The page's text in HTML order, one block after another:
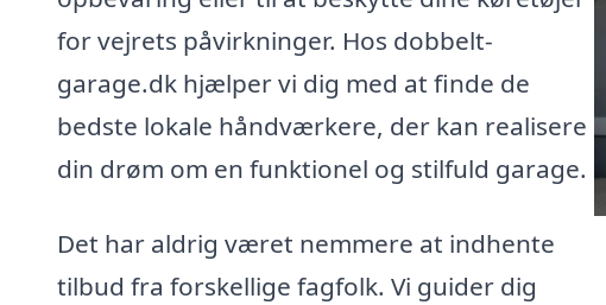
for vejrets påvirkninger. Hos dobbelt-
garage.dk hjælper vi dig med at finde de
bedste lokale håndværkere, der kan realisere
din drøm om en funktionel og stilfuld garage.
Det har aldrig været nemmere at indhente
tilbud fra forskellige fagfolk. Vi guider dig